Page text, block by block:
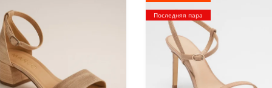
Последняя пара